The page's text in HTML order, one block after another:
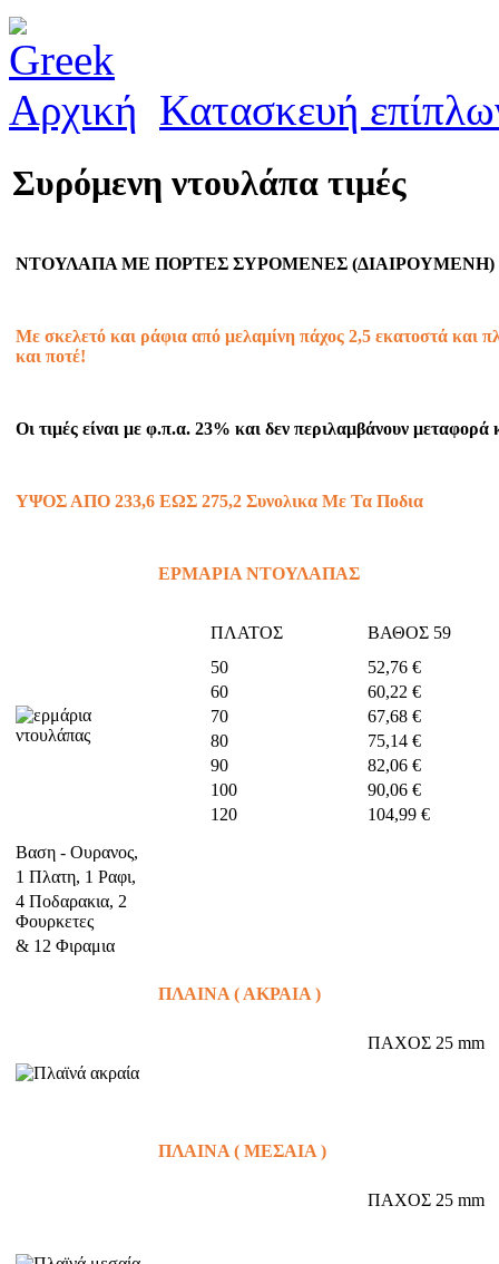
Αρχική Κατασκευή
Συρόμενη ντουλάπα τιμές
ΝΤΟΥΛΑΠΑ ΜΕ ΠΟΡΤΕΣ ΣΥΡΟΜΕΝΕΣ (ΔΙΑΙΡΟΥΜΕΝΗ)
Με σκελετό και ράφια από μελαμίνη πάχος 2,5 εκατοστά και
και ποτέ!
Οι τιμές είναι με φ.π.α. 23% και δεν περιλαμβάνουν μεταφορά
ΥΨΟΣ ΑΠO 233,6 ΕΩΣ 275,2 Συνολικα Με Τα Ποδια
ΕΡΜΑΡΙΑ ΝΤΟΥΛΑΠΑΣ
ΠΛΑΤΟΣ
ΒΑΘΟΣ 59
50
52,76 €
60
60,22 €
70
67,68 €
80
75,14 €
90
82,06 €
100
90,06 €
120
104,99 €
Βαση - Ουρανος,
1 Πλατη, 1 Ραφι,
4 Ποδαρακια, 2
Φουρκετες
& 12 Φιραμια
ΠΛΑΙΝΑ ( ΑΚΡΑΙΑ )
ΠΑΧΟΣ 25 mm
ΠΛΑΙΝΑ ( ΜΕΣΑΙΑ )
ΠΑΧΟΣ 25 mm